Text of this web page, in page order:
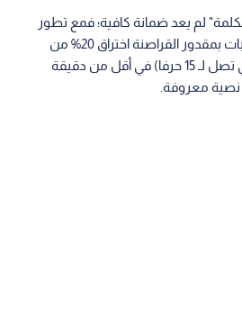
لم يعد ضمانة كافية؛ فمع تطور
تقنيات الذكاء الاصطناعي، بات بمقدور القراصنة اختراق 20% من
كلمات المرور الطويلة (التي تصل لـ 15 حرفا) في أقل من دقيقة
نصية معروفة.